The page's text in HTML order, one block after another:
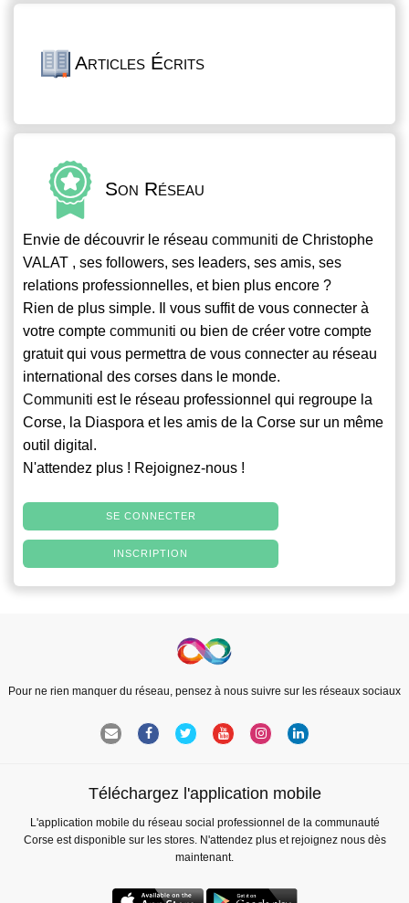
Articles Écrits
Son Réseau
Envie de découvrir le réseau communiti de Christophe
VALAT , ses followers, ses leaders, ses amis, ses
relations professionnelles, et bien plus encore ?
Rien de plus simple. Il vous suffit de vous connecter à
votre compte communiti ou bien de créer votre compte
gratuit qui vous permettra de vous connecter au réseau
international des corses dans le monde.
Communiti est le réseau professionnel qui regroupe la
Corse, la Diaspora et les amis de la Corse sur un même
outil digital.
N'attendez plus ! Rejoignez-nous !
SE CONNECTER
INSCRIPTION
Pour ne rien manquer du réseau, pensez à nous suivre sur les réseaux sociaux
Téléchargez l'application mobile
L'application mobile du réseau social professionnel de la communauté
Corse est disponible sur les stores. N'attendez plus et rejoignez nous dès
maintenant.